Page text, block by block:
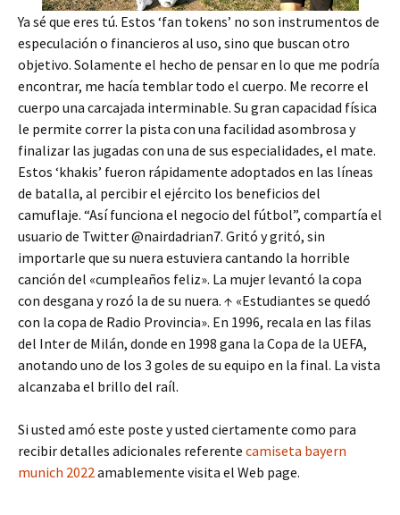
Ya sé que eres tú. Estos ‘fan tokens’ no son instrumentos de
especulación o financieros al uso, sino que buscan otro
objetivo. Solamente el hecho de pensar en lo que me podría
encontrar, me hacía temblar todo el cuerpo. Me recorre el
cuerpo una carcajada interminable. Su gran capacidad física
le permite correr la pista con una facilidad asombrosa y
finalizar las jugadas con una de sus especialidades, el mate.
Estos ‘khakis’ fueron rápidamente adoptados en las líneas
de batalla, al percibir el ejército los beneficios del
camuflaje. “Así funciona el negocio del fútbol”, compartía el
usuario de Twitter @nairdadrian7. Gritó y gritó, sin
importarle que su nuera estuviera cantando la horrible
canción del «cumpleaños feliz». La mujer levantó la copa
con desgana y rozó la de su nuera. ↑ «Estudiantes se quedó
con la copa de Radio Provincia». En 1996, recala en las filas
del Inter de Milán, donde en 1998 gana la Copa de la UEFA,
anotando uno de los 3 goles de su equipo en la final. La vista
alcanzaba el brillo del raíl.
Si usted amó este poste y usted ciertamente como para
recibir detalles adicionales referente camiseta bayern
munich 2022amablemente visita el Web page.